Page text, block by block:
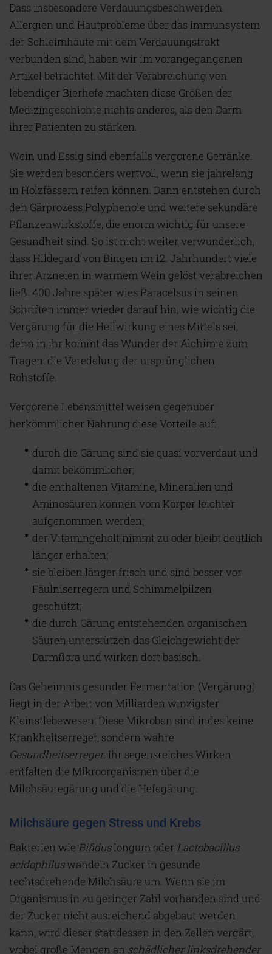
Dass insbesondere Verdauungsbeschwerden,
Allergien und Hautprobleme über das Immunsystem
der Schleimhäute mit dem Verdauungstrakt
verbunden sind, haben wir im vorangegangenen
Artikel betrachtet. Mit der Verabreichung von
lebendiger Bierhefe machten diese Größen der
Medizingeschichte nichts anderes, als den Darm
ihrer Patienten zu stärken.
Wein und Essig sind ebenfalls vergorene Getränke.
Sie werden besonders wertvoll, wenn sie jahrelang
in Holzfässern reifen können. Dann entstehen durch
den Gärprozess Polyphenole und weitere sekundäre
Pflanzenwirkstoffe, die enorm wichtig für unsere
Gesundheit sind. So ist nicht weiter verwunderlich,
dass Hildegard von Bingen im 12. Jahrhundert viele
ihrer Arzneien in warmem Wein gelöst verabreichen
ließ. 400 Jahre später wies Paracelsus in seinen
Schriften immer wieder darauf hin, wie wichtig die
Vergärung für die Heilwirkung eines Mittels sei,
denn in ihr kommt das Wunder der Alchimie zum
Tragen: die Veredelung der ursprünglichen
Rohstoffe.
Vergorene Lebensmittel weisen gegenüber
herkömmlicher Nahrung diese Vorteile auf:
durch die Gärung sind sie quasi vorverdaut und
damit bekömmlicher;
die enthaltenen Vitamine, Mineralien und
Aminosäuren können vom Körper leichter
aufgenommen werden;
der Vitamingehalt nimmt zu oder bleibt deutlich
länger erhalten;
sie bleiben länger frisch und sind besser vor
Fäulniserregern und Schimmelpilzen
geschützt;
die durch Gärung entstehenden organischen
Säuren unterstützen das Gleichgewicht der
Darmflora und wirken dort basisch.
Das Geheimnis gesunder Fermentation (Vergärung)
liegt in der Arbeit von Milliarden winzigster
Kleinstlebewesen: Diese Mikroben sind indes keine
Krankheitserreger, sondern wahre
Gesundheitserreger. Ihr segensreiches Wirken
entfalten die Mikroorganismen über die
Milchsäuregärung und die Hefegärung.
Milchsäure gegen Stress und Krebs
Bakterien wie Bifiduslongum oder Lactobacillus
acidophiluswandeln Zucker in gesunde
rechtsdrehende Milchsäure um. Wenn sie im
Organismus in zu geringer Zahl vorhanden sind und
der Zucker nicht ausreichend abgebaut werden
kann, wird dieser stattdessen in den Zellen vergärt,
wobei große Mengen an schädlicher linksdrehender